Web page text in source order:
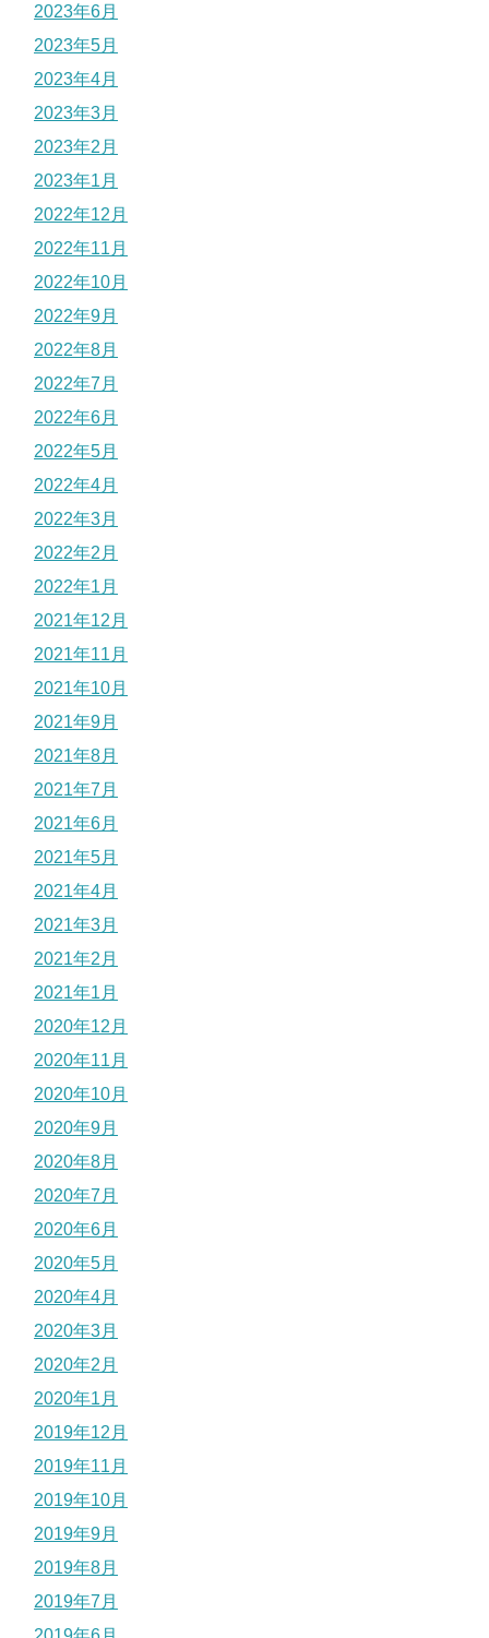
2023年6月
2023年5月
2023年4月
2023年3月
2023年2月
2023年1月
2022年12月
2022年11月
2022年10月
2022年9月
2022年8月
2022年7月
2022年6月
2022年5月
2022年4月
2022年3月
2022年2月
2022年1月
2021年12月
2021年11月
2021年10月
2021年9月
2021年8月
2021年7月
2021年6月
2021年5月
2021年4月
2021年3月
2021年2月
2021年1月
2020年12月
2020年11月
2020年10月
2020年9月
2020年8月
2020年7月
2020年6月
2020年5月
2020年4月
2020年3月
2020年2月
2020年1月
2019年12月
2019年11月
2019年10月
2019年9月
2019年8月
2019年7月